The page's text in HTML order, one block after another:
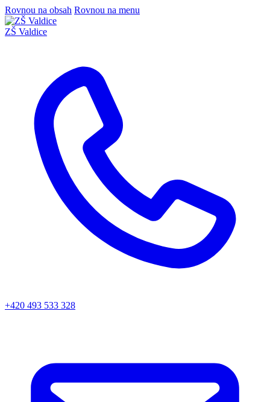
Rovnou na obsah Rovnou na menu
ZŠ Valdice
+420 493 533 328